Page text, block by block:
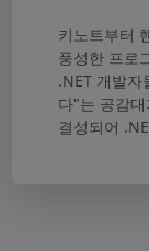
키노트부터
풍성한 프로
.NET 개발
다"는 공감
결성되어